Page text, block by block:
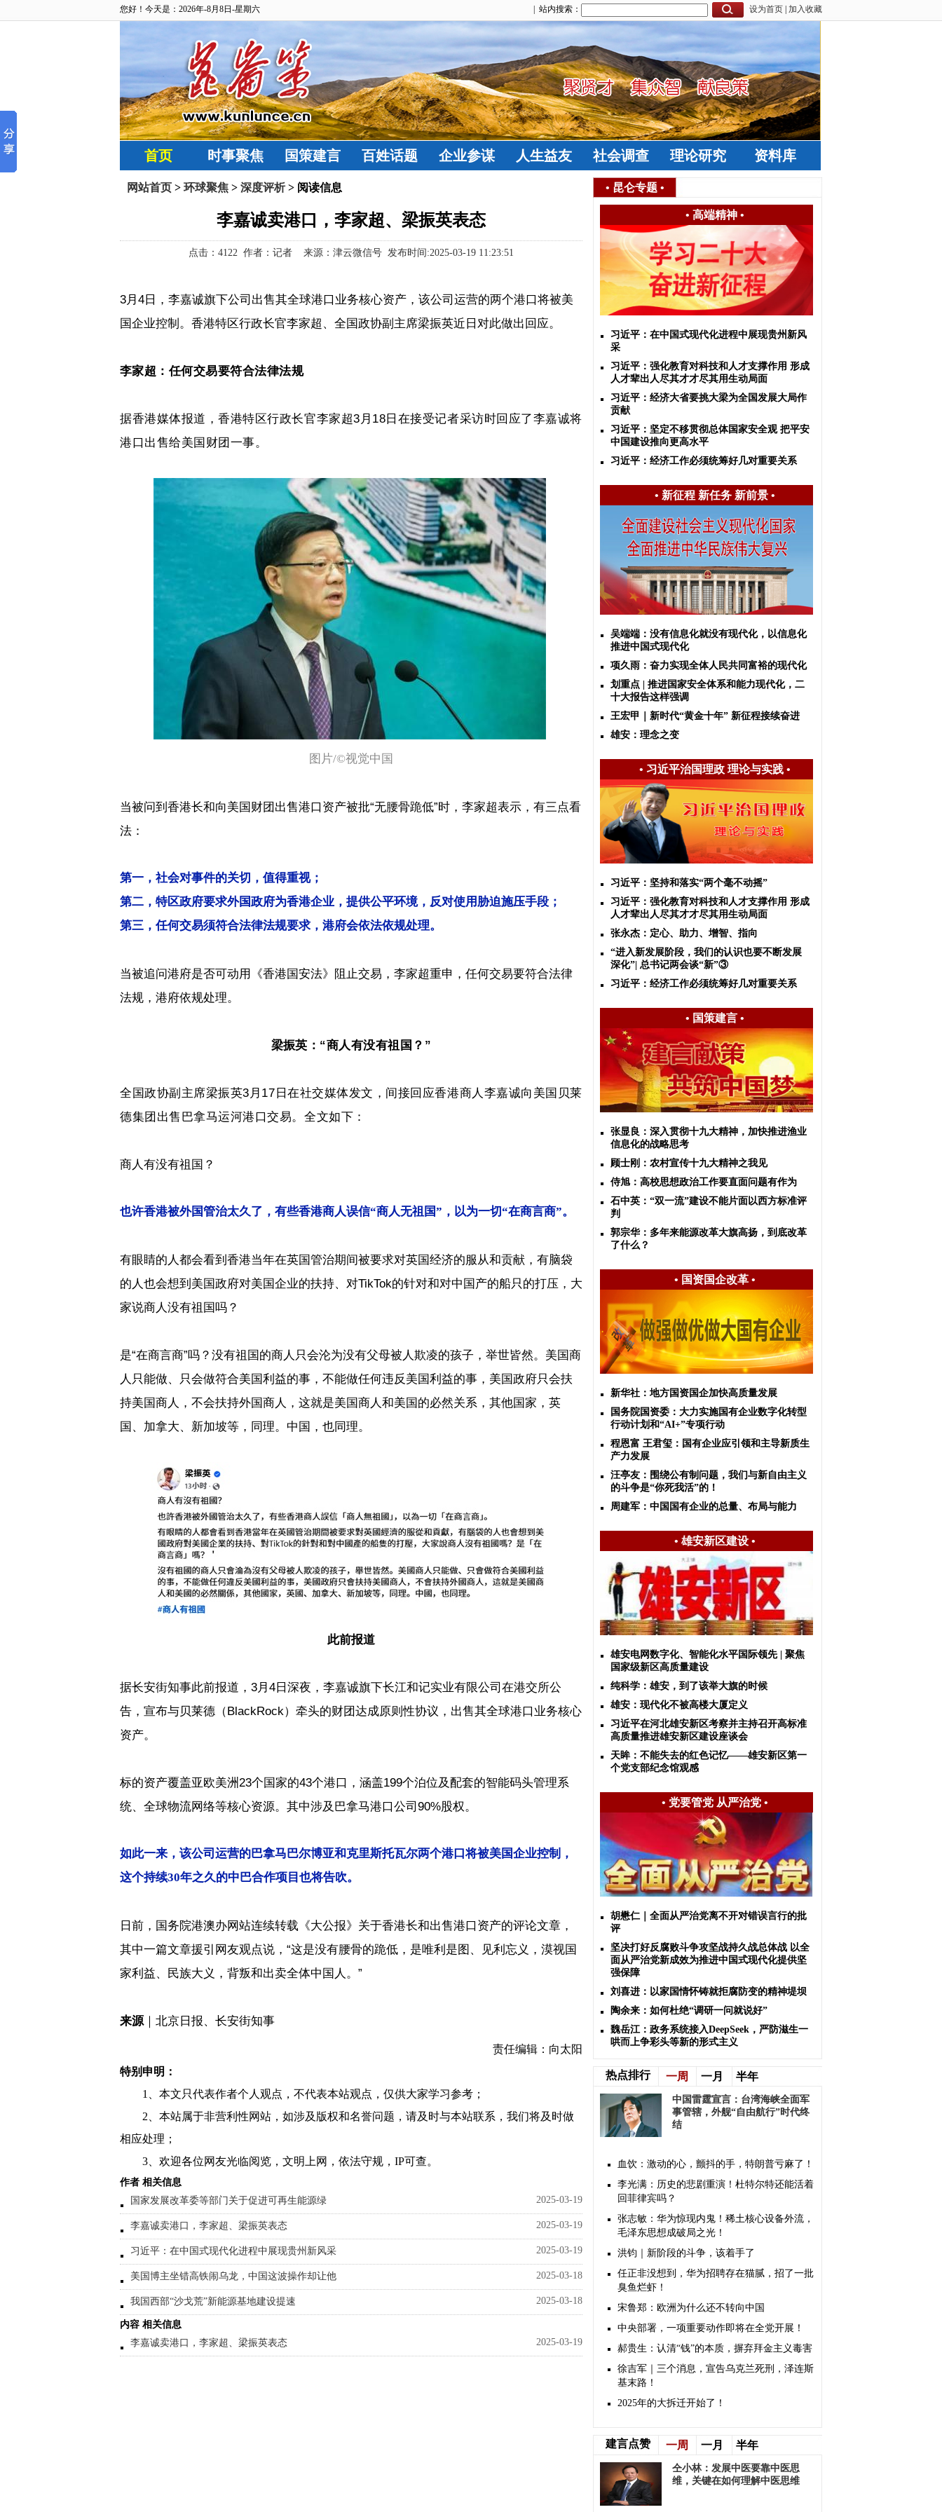
您好！今天是：2026年-8月8日-星期六 设为首页 加入收藏
| 站内搜索：
首页 时事聚焦 国策建言 百姓话题 企业参谋 人生益友 社会调查 理论研究 资料库
网站首页 > 环球聚焦 > 深度评析> 阅读信息
李嘉诚卖港口，李家超、梁振英表态
点击： 4122 作者：记者 来源：津云微信号 发布时间:2025-03-19 11:23:51
3月 4 日，李嘉诚旗下公司出售其全球港口业务核心资产，该公司运营的两个港口将被美
国企业控制。香港特区行政长官李家超、全国政协副主席梁振英近日对此做出回应。
李家超： 任何交易要符合法律法规
据香港媒体报道，香港特区行政长官李家超3 月 18 日在接受记者采访时回应了李嘉诚将
港口出售给美国财团一事。
图片/©视觉中国
当被问到香港长和向美国财团出售港口资产被批“无腰骨跪低”时，李家超表示，有三点看
法：
第一，社会对事件的关切，值得重视；
第二，特区政府要求外国政府为香港企业，提供公平环境，反对使用胁迫施压手段；
第三，任何交易须符合法律法规要求，港府会依法依规处理。
当被追问港府是否可动用《香港国安法》阻止交易，李家超重申，任何交易要符合法律
法规，港府依规处理。
梁振英： “商人有没有祖国？”
全国政协副主席梁振英3 月 17 日在社交媒体发文，间接回应香港商人李嘉诚向美国贝莱
德集团出售巴拿马运河港口交易。全文如下：
商人有没有祖国？
也许香港被外国管治太久了，有些香港商人误信“商人无祖国”，以为一切“在商言商”。
有眼睛的人都会看到香港当年在英国管治期间被要求对英国经济的服从和贡献，有脑袋
的人也会想到美国政府对美国企业的扶持、对TikTok的针对和对中国产的船只的打压，大
家说商人没有祖国吗？
是“在商言商”吗？没有祖国的商人只会沦为没有父母被人欺凌的孩子，举世皆然。美国商
人只能做、只会做符合美国利益的事，不能做任何违反美国利益的事，美国政府只会扶
持美国商人，不会扶持外国商人，这就是美国商人和美国的必然关系，其他国家，英
国、加拿大、新加坡等，同理。中国，也同理。
此前报道
据长安街知事此前报道， 3月 4 日深夜，李嘉诚旗下长江和记实业有限公司在港交所公
告，宣布与贝莱德（BlackRock）牵头的财团达成原则性协议，出售其全球港口业务核心
资产。
标的资产覆盖亚欧美洲23个国家的43个港口，涵盖199个泊位及配套的智能码头管理系
统、全球物流网络等核心资源。其中涉及巴拿马港口公司 90%股权。
如此一来，该公司运营的巴拿马巴尔博亚和克里斯托瓦尔两个港口将被美国企业控制，
这个持续30年之久的中巴合作项目也将告吹。
日前，国务院港澳办网站连续转载《大公报》关于香港长和出售港口资产的评论文章，
其中一篇文章援引网友观点说，“这是没有腰骨的跪低，是唯利是图、见利忘义，漠视国
家利益、民族大义，背叛和出卖全体中国人。”
来源｜北京日报、长安街知事
责任编辑：向太阳
特别申明：
1、本文只代表作者个人观点，不代表本站观点，仅供大家学习参考；
2、本站属于非营利性网站，如涉及版权和名誉问题，请及时与本站联系，我们将及时做
相应处理；
3、欢迎各位网友光临阅览，文明上网，依法守规，IP可查。
作者 相关信息
国家发展改革委等部门关于促进可再生能源绿
2025-03-19
李嘉诚卖港口，李家超、梁振英表态 2025-03-19
习近平：在中国式现代化进程中展现贵州新风采 2025-03-19
美国博主坐错高铁闹乌龙，中国这波操作却让他 2025-03-18
我国西部“沙戈荒”新能源基地建设提速 2025-03-18
内容 相关信息
李嘉诚卖港口，李家超、梁振英表态
2025-03-19
• 昆仑专题 •
• 高端精神•
习近平：在中国式现代化进程中展现贵州新风
采
习近平：强化教育对科技和人才支撑作用 形成
人才辈出人尽其才才尽其用生动局面
习近平：​经济大省要挑大梁为全国发展大局作
贡献
习近平：坚定不移贯彻总体国家安全观 把平安
中国建设推向更高水平
习近平：经济工作必须统筹好几对重要关系
• 新征程 新任务 新前景•
吴端端：没有信息化就没有现代化，以信息化
推进中国式现代化
项久雨：奋力实现全体人民共同富裕的现代化
划重点 | 推进国家安全体系和能力现代化，二
十大报告这样强调
王宏甲｜新时代“黄金十年” 新征程接续奋进
雄安：理念之变
• 习近平治国理政 理论与实践•
习近平：坚持和落实“两个毫不动摇”
习近平：强化教育对科技和人才支撑作用 形成
人才辈出人尽其才才尽其用生动局面
张永杰：定心、助力、增智、指向
“进入新发展阶段，我们的认识也要不断发展
深化”| 总书记两会谈“新”③
习近平：经济工作必须统筹好几对重要关系
• 国策建言•
张显良：深入贯彻十九大精神，加快推进渔业
信息化的战略思考
顾士刚：农村宣传十九大精神之我见
侍旭：高校思想政治工作要直面问题有作为
石中英：“双一流”建设不能片面以西方标准评
判
郭宗华：多年来能源改革大旗高扬，到底改革
了什么？
• 国资国企改革•
新华社：地方国资国企加快高质量发展
国务院国资委：大力实施国有企业数字化转型
行动计划和“AI+”专项行动
程恩富 王君玺：国有企业应引领和主导新质生
产力发展
汪亭友：围绕公有制问题，我们与新自由主义
的斗争是“你死我活”的！
周建军：中国国有企业的总量、布局与能力
• 雄安新区建设•
雄安电网数字化、智能化水平国际领先 | 聚焦
国家级新区高质量建设
纯科学：雄安，到了该举大旗的时候
雄安：现代化不被高楼大厦定义
习近平在河北雄安新区考察并主持召开高标准
高质量推进雄安新区建设座谈会
天眸：不能失去的红色记忆——雄安新区第一
个党支部纪念馆观感
• 党要管党 从严治党•
胡懋仁｜全面从严治党离不开对错误言行的批
评
坚决打好反腐败斗争攻坚战持久战总体战 以全
面从严治党新成效为推进中国式现代化提供坚
强保障
刘喜进：以家国情怀铸就拒腐防变的精神堤坝
陶余来：如何杜绝“调研一问就说好”
魏岳江：政务系统接入DeepSeek，严防滋生一
哄而上争彩头等新的形式主义
热点排行 一周 一月 半年
中国雷霆宣言：台湾海峡全面军
事管辖，外舰“自由航行”时代终
结
血饮：激动的心，颤抖的手，特朗普亏麻了！
李光满：历史的悲剧重演！杜特尔特还能活着
回菲律宾吗？
张志敏：华为惊现内鬼！稀土核心设备外流，
毛泽东思想成破局之光！
洪钧｜新阶段的斗争，该着手了
任正非没想到，华为招聘存在猫腻，招了一批
臭鱼烂虾！
宋鲁郑：欧洲为什么还不转向中国
中央部署，一项重要动作即将在全党开展！
郝贵生：认清“钱”的本质，摒弃拜金主义毒害
徐吉军｜三个消息，宣告乌克兰死刑，泽连斯
基末路！
2025年的大拆迁开始了！
建言点赞 一周 一月 半年
仝小林：发展中医要靠中医思
维，关键在如何理解中医思维